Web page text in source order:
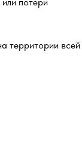
потери
территории всей